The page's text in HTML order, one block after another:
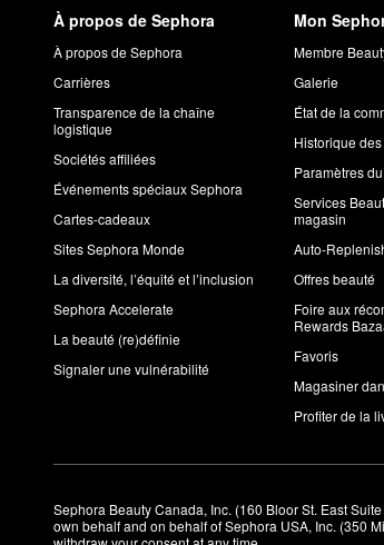
À propos de Sephora
À propos de Sephora
Carrières
Transparence de la chaîne
logistique
Sociétés affiliées
Événements spéciaux Sephora
Cartes-cadeaux
Sites Sephora Monde
La diversité, l’équité et l’inclusion
Sephora Accelerate
La beauté (re)définie
Signaler une vulnérabilité
Mon
Membre
Galerie
État de la
Historique
Paramètres
Services
magasin
Auto-
Offres beauté
Foire aux
Rewards
Favoris
Magasiner
Profiter de la
Sephora Beauty Canada, Inc. (160 Bloor St. East
own behalf and on behalf of Sephora USA, Inc. (350